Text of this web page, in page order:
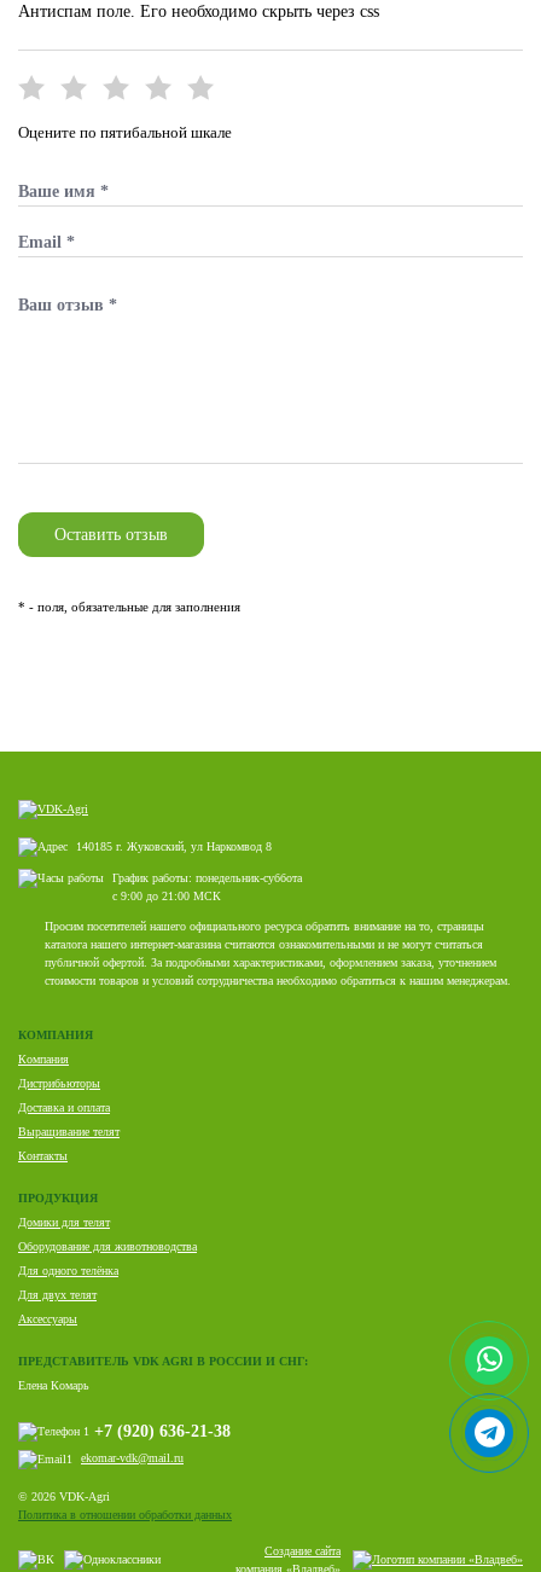
Антиспам поле. Его необходимо скрыть через css
Оцените по пятибальной шкале
* - поля, обязательные для заполнения
140185 г. Жуковский, ул Наркомвод 8
График работы: понедельник-суббота
с 9:00 до 21:00 МСК
Просим посетителей нашего официального ресурса обратить внимание на то, страницы
каталога нашего интернет-магазина считаются ознакомительными и не могут считаться
публичной офертой. За подробными характеристиками, оформлением заказа, уточнением
стоимости товаров и условий сотрудничества необходимо обратиться к нашим менеджерам.
КОМПАНИЯ
Компания
Дистрибьюторы
Доставка и оплата
Выращивание телят
Контакты
ПРОДУКЦИЯ
Домики для телят
Оборудование для животноводства
Для одного телёнка
Для двух телят
Аксессуары
ПРЕДСТАВИТЕЛЬ VDK AGRI В РОССИИ И СНГ:
Елена Комарь
+7 (920) 636-21-38
ekomar-vdk@mail.ru
© 2026 VDK-Agri
Политика в отношении обработки данных
Создание сайта
компания «Владвеб»